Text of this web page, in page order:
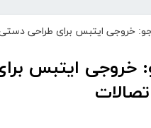
خروجی ایتبس برای طراحی دستی
ایتبس